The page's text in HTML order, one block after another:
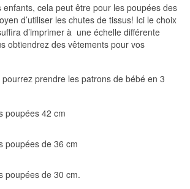
enfants, cela peut être pour les poupées des
d’utiliser les chutes de tissus! Ici le choix
d’imprimer à une échelle différente
obtiendrez des vêtements pour vos
prendre les patrons de bébé en 3
poupées 42 cm
poupées de 36 cm
poupées de 30 cm.